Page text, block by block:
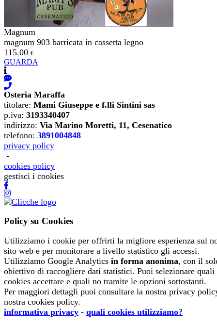
Magnum
magnum 903 barricata in cassetta legno
115.00 €
GUARDA
Osteria Maraffa
titolare: Mami Giuseppe e f.lli Sintini sas
p.iva: 3193340407
indirizzo: Via Marino Moretti, 11, Cesenatico
telefono: 3891004848
privacy policy
-
cookies policy
gestisci i cookies
Policy su Cookies
Utilizziamo i cookie per offrirti la migliore esperienza sul
sito web e per monitorare a livello statistico gli accessi.
Utilizziamo Google Analytics in forma anonima, con il
obiettivo di raccogliere dati statistici. Puoi selezionare quali
cookies accettare e quali no tramite le opzioni sottostanti.
Per maggiori dettagli puoi consultare la nostra privacy
nostra cookies policy.
informativa privacy - quali cookies utilizziamo?